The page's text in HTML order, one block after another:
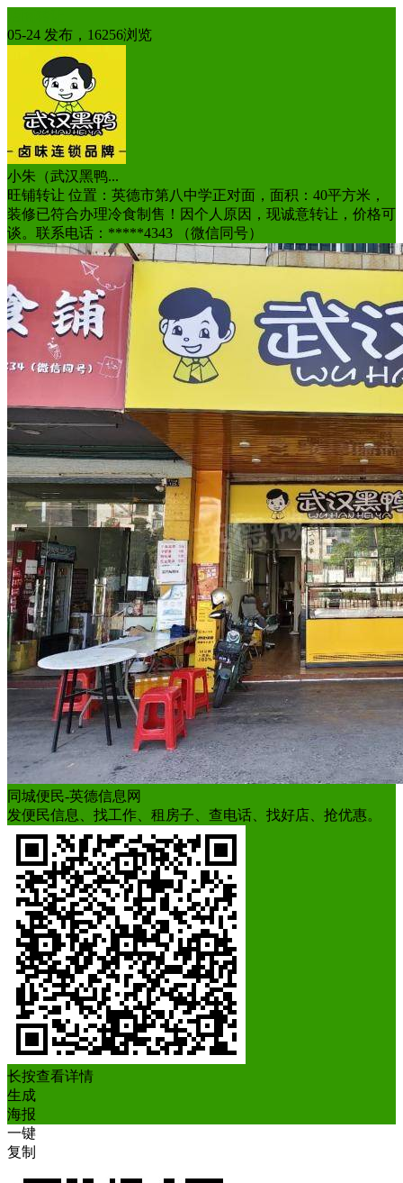
05-24 发布，16256浏览
小朱（武汉黑鸭...
旺铺转让 位置：英德市第八中学正对面，面积：40平方米，
装修已符合办理冷食制售！因个人原因，现诚意转让，价格可
谈。联系电话：*****4343 （微信同号）
同城便民-英德信息网
发便民信息、找工作、租房子、查电话、找好店、抢优惠。
长按查看详情
生成
海报
一键
复制